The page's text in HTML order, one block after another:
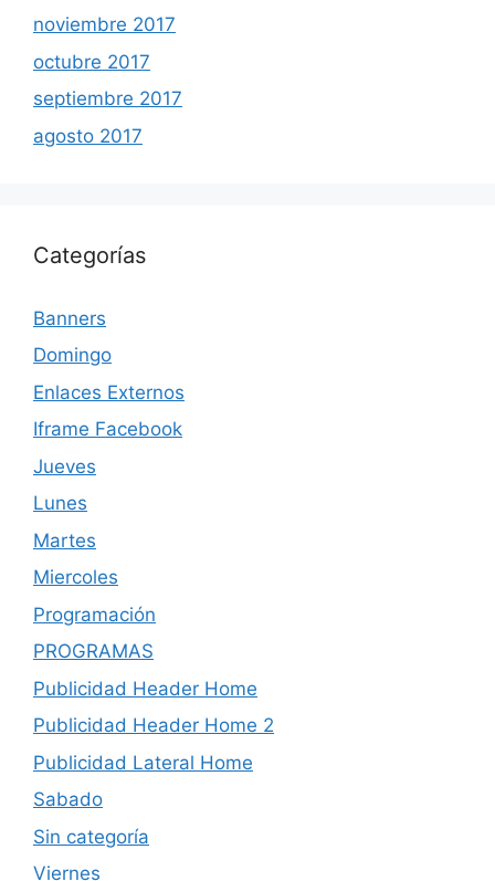
noviembre 2017
octubre 2017
septiembre 2017
agosto 2017
Categorías
Banners
Domingo
Enlaces Externos
Iframe Facebook
Jueves
Lunes
Martes
Miercoles
Programación
PROGRAMAS
Publicidad Header Home
Publicidad Header Home 2
Publicidad Lateral Home
Sabado
Sin categoría
Viernes